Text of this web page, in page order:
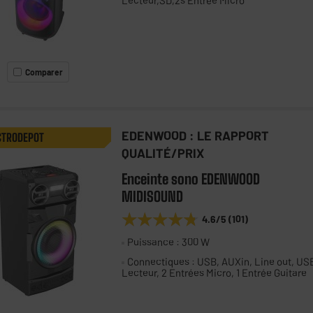
Comparer
EDENWOOD : LE RAPPORT
QUALITÉ/PRIX
Enceinte sono EDENWOOD
MIDISOUND
★★★★★
★★★★★ 4.6/5 (101)
Puissance : 300 W
Connectiques : USB, AUXin, Line out,
Lecteur, 2 Entrées Micro, 1 Entrée Guitare